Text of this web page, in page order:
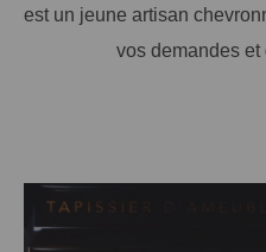
est un jeune artisan
vos demandes